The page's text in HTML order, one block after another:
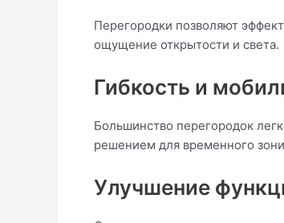
Перегородки позволяют
ощущение открытости и света.
Гибкость и
Большинство перегородок
решением для временного
Улучшение